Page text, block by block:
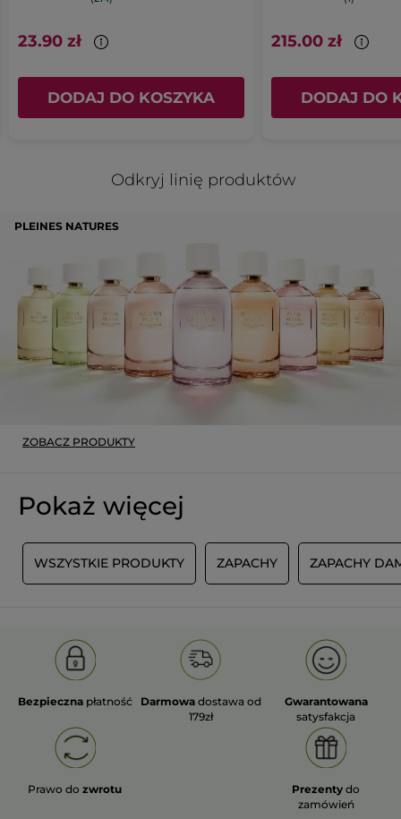
23.90 zł
DODAJ DO KOSZYKA
215.00 zł
DODAJ DO
Odkryj linię produktów
PLEINES NATURES
ZOBACZ PRODUKTY
Pokaż więcej
WSZYSTKIE PRODUKTY ZAPACHY ZAPACHY
Bezpieczna płatność Darmowa dostawa od
179zł
Gwarantowana
satysfakcja
Prawo dozwrotu Prezenty do
zamówień